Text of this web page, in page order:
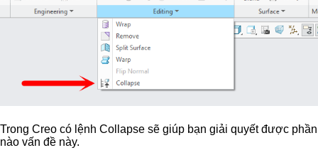
Trong Creo có lệnh Collapse sẽ giúp bạn giải quyết được phần
nào vấn đề này.